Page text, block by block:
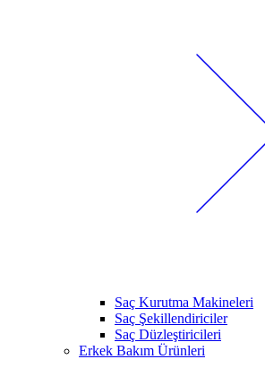
Saç Kurutma Makineleri
Saç Şekillendiriciler
Saç Düzleştiricileri
Erkek Bakım Ürünleri